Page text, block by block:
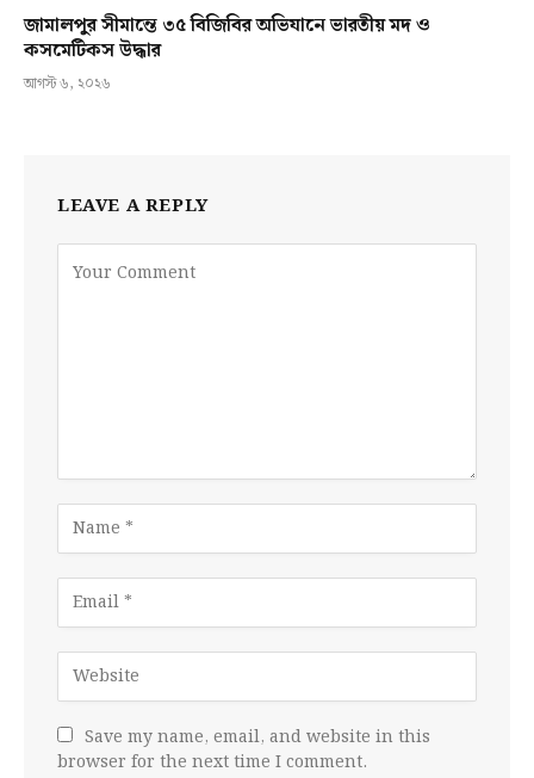
জামালপুর সীমান্তে ৩৫ বিজিবির অভিযানে ভারতীয় মদ ও
কসমেটিকস উদ্ধার
আগস্ট ৬, ২০২৬
LEAVE A REPLY
Save my name, email, and website in this
browser for the next time I comment.